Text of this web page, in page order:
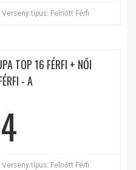
Verseny típus: Felnőtt Férfi
TOP 16 FÉRFI + NŐI
- A
Verseny típus: Felnőtt Férfi